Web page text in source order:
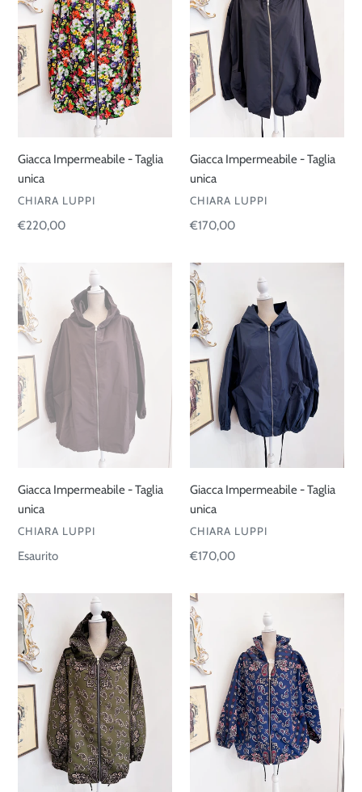
n
e
:
unica
Giacca Impermeabile - Taglia
unica
VENDITORE
CHIARA LUPPI
Prezzo
€220,00
unica
Giacca Impermeabile - Taglia
unica
VENDITORE
CHIARA LUPPI
Prezzo
listino
€170,00
Giacca
Impermeabile
-
Taglia
unica
Giacca Impermeabile - Taglia
unica
VENDITORE
CHIARA LUPPI
Prezzo
listino
Esaurito
Giacca
Impermeabile
-
Taglia
unica
Giacca Impermeabile - Taglia
unica
VENDITORE
CHIARA LUPPI
Prezzo
listino
€170,00
Giacca
Impermeabile
-
Taglia
unica
Giacca
Impermeabile
-
Taglia
unica